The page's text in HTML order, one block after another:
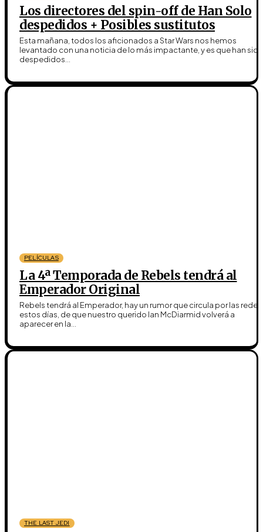
Los directores del spin-off de Han Solo
despedidos + Posibles sustitutos
Esta mañana, todos los aficionados a Star Wars nos hemos
levantado con una noticia de lo más impactante, y es que han sido
despedidos...
PELÍCULAS
La 4ª Temporada de Rebels tendrá al
Emperador Original
Rebels tendrá al Emperador, hay un rumor que circula por las redes
estos días, de que nuestro querido Ian McDiarmid volverá a
aparecer en la...
THE LAST JEDI